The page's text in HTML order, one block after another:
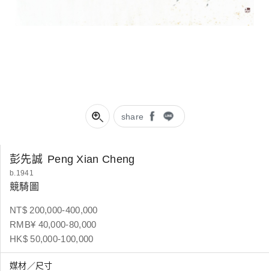
share
彭先誠 Peng Xian Cheng
b.1941
競騎圖
NT$ 200,000-400,000
RMB¥ 40,000-80,000
HK$ 50,000-100,000
媒材／尺寸